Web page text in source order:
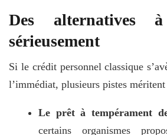
Des alternatives à
sérieusement
Si le crédit personnel classique
l’immédiat, plusieurs pistes méritent
Le prêt à tempérament
certains organismes